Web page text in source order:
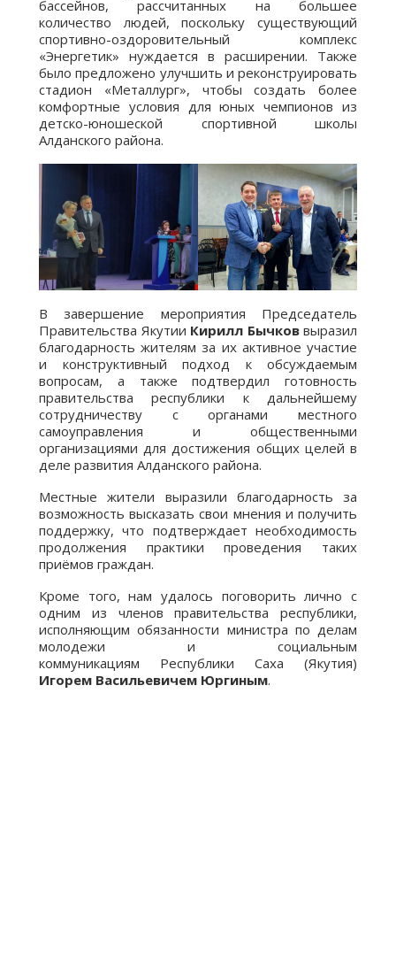
бассейнов, рассчитанных на большее
количество людей, поскольку существующий
спортивно-оздоровительный комплекс
«Энергетик» нуждается в расширении. Также
было предложено улучшить и реконструировать
стадион «Металлург», чтобы создать более
комфортные условия для юных чемпионов из
детско-юношеской спортивной школы
Алданского района.
В завершение мероприятия Председатель
Правительства Якутии Кирилл Бычковвыразил
благодарность жителям за их активное участие
и конструктивный подход к обсуждаемым
вопросам, а также подтвердил готовность
правительства республики к дальнейшему
сотрудничеству с органами местного
самоуправления и общественными
организациями для достижения общих целей в
деле развития Алданского района.
Местные жители выразили благодарность за
возможность высказать свои мнения и получить
поддержку, что подтверждает необходимость
продолжения практики проведения таких
приёмов граждан.
Кроме того, нам удалось поговорить лично с
одним из членов правительства республики,
исполняющим обязанности министра по делам
молодежи и социальным
коммуникациям
Республики Саха (Якутия)
Игорем Васильевичем Юргиным.